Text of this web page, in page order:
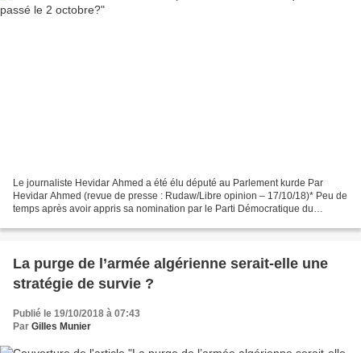
Le journaliste Hevidar Ahmed a été élu député au Parlement kurde Par
Hevidar Ahmed (revue de presse : Rudaw/Libre opinion – 17/10/18)* Peu de
temps après avoir appris sa nomination par le Parti Démocratique du
La purge de l’armée algérienne serait-elle une
stratégie de survie ?
Publié le 19/10/2018 à 07:43
Par Gilles Munier